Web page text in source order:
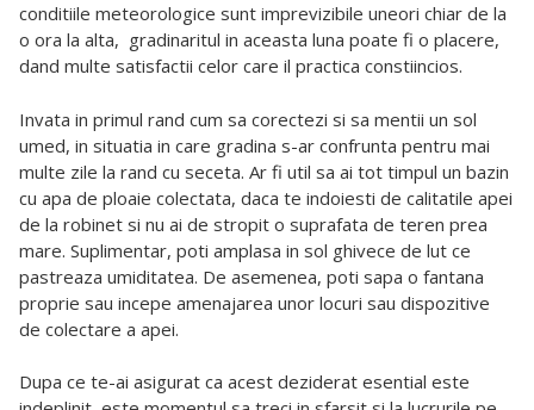
conditiile meteorologice sunt imprevizibile uneori chiar de la
o ora la alta, gradinaritul in aceasta luna poate fi o placere,
dand multe satisfactii celor care il practica constiincios.
Invata in primul rand cum sa corectezi si sa mentii un sol
umed, in situatia in care gradina s-ar confrunta pentru mai
multe zile la rand cu seceta. Ar fi util sa ai tot timpul un bazin
cu apa de ploaie colectata, daca te indoiesti de calitatile apei
de la robinet si nu ai de stropit o suprafata de teren prea
mare. Suplimentar, poti amplasa in sol ghivece de lut ce
pastreaza umiditatea. De asemenea, poti sapa o fantana
proprie sau incepe amenajarea unor locuri sau dispozitive
de colectare a apei.
Dupa ce te-ai asigurat ca acest deziderat esential este